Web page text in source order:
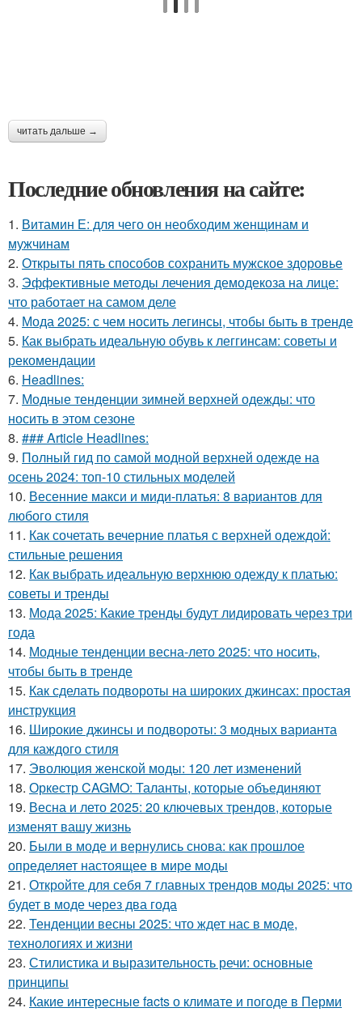
читать дальше →
Последние обновления на сайте:
1. Витамин Е: для чего он необходим женщинам и
мужчинам
2. Открыты пять способов сохранить мужское здоровье
3. Эффективные методы лечения демодекоза на лице:
что работает на самом деле
4. Мода 2025: с чем носить легинсы, чтобы быть в тренде
5. Как выбрать идеальную обувь к леггинсам: советы и
рекомендации
6. Headlines:
7. Модные тенденции зимней верхней одежды: что
носить в этом сезоне
8. ### Article Headlines:
9. Полный гид по самой модной верхней одежде на
осень 2024: топ-10 стильных моделей
10. Весенние макси и миди-платья: 8 вариантов для
любого стиля
11. Как сочетать вечерние платья с верхней одеждой:
стильные решения
12. Как выбрать идеальную верхнюю одежду к платью:
советы и тренды
13. Мода 2025: Какие тренды будут лидировать через три
года
14. Модные тенденции весна-лето 2025: что носить,
чтобы быть в тренде
15. Как сделать подвороты на широких джинсах: простая
инструкция
16. Широкие джинсы и подвороты: 3 модных варианта
для каждого стиля
17. Эволюция женской моды: 120 лет изменений
18. Оркестр CAGMO: Таланты, которые объединяют
19. Весна и лето 2025: 20 ключевых трендов, которые
изменят вашу жизнь
20. Были в моде и вернулись снова: как прошлое
определяет настоящее в мире моды
21. Откройте для себя 7 главных трендов моды 2025: что
будет в моде через два года
22. Тенденции весны 2025: что ждет нас в моде,
технологиях и жизни
23. Стилистика и выразительность речи: основные
принципы
24. Какие интересные facts о климате и погоде в Перми